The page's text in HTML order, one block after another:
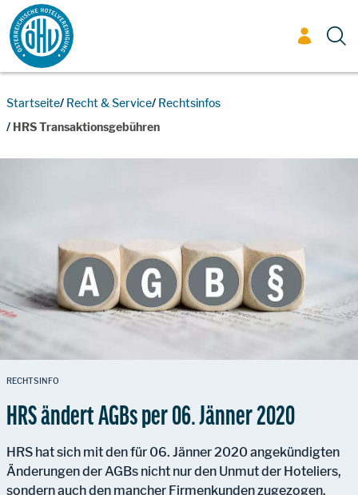
Zum Inhalt
Startseite Recht & Service Rechtsinfos
HRS Transaktionsgebühren
RECHTSINFO
HRS ändert AGBs per 06. Jänner 2020
HRS hat sich mit den für 06. Jänner 2020 angekündigten
Änderungen der AGBs nicht nur den Unmut der Hoteliers,
sondern auch den mancher Firmenkunden zugezogen.